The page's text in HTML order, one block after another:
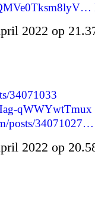
2022 op
34071033
qWWYwtTmux
posts/34071027…
2022 op